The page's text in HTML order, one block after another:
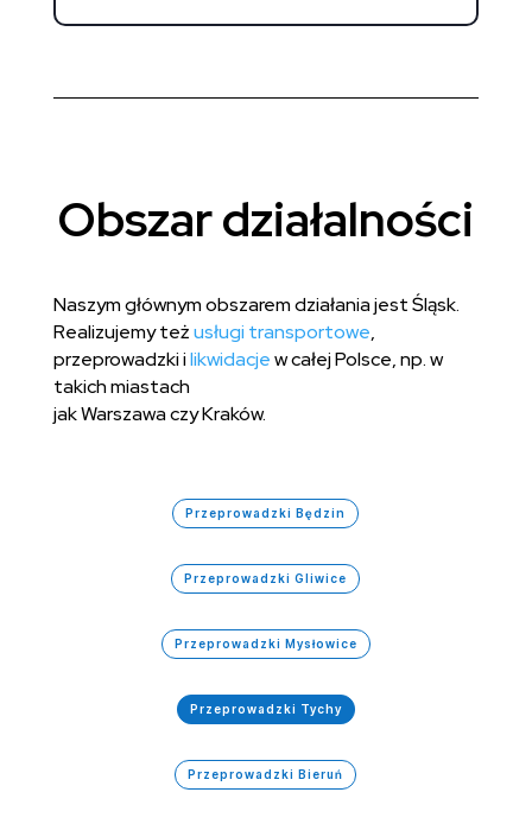
Obszar działalności
Naszym głównym obszarem działania jest Śląsk.
Realizujemy teżusługi transportowe,
przeprowadzki ilikwidacjew całej Polsce, np. w
takich miastach
jak Warszawa czy Kraków.
Przeprowadzki Będzin
Przeprowadzki Gliwice
Przeprowadzki Mysłowice
Przeprowadzki Tychy
Przeprowadzki Bieruń